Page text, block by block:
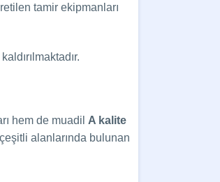
tamir ekipmanları
hem de muadil A kalite
alanlarında bulunan